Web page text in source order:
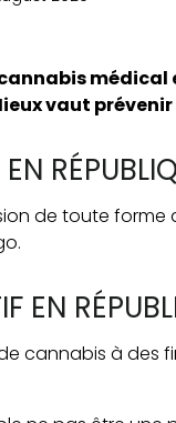
médical
vaut
de toute
EN
cannabis à des